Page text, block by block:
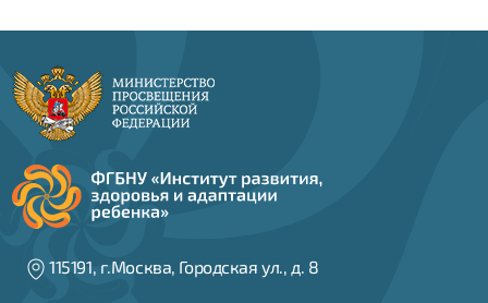
115191, г.Москва, Городская ул., д. 8